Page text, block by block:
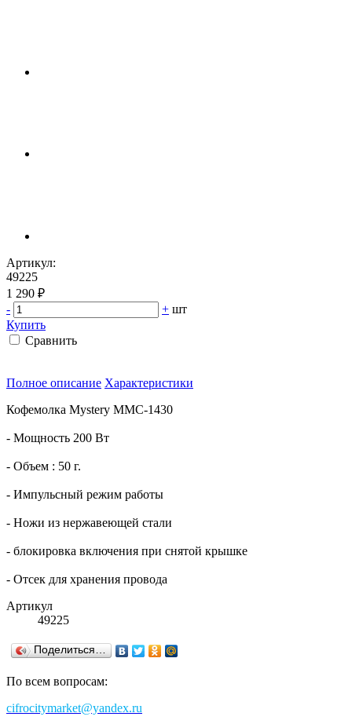
Артикул:
49225
1 290 ₽
-
+ шт
Купить
Сравнить
Полное описание Характеристики
Кофемолка Mystery MMC-1430
- Мощность 200 Вт
- Объем : 50 г.
- Импульсный режим работы
- Ножи из нержавеющей стали
- блокировка включения при снятой крышке
- Отсек для хранения провода
Артикул
49225
Поделиться…
По всем вопросам:
cifrocitymarket@yandex.ru